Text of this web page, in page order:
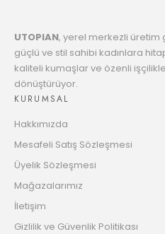
8
Taksit
Taksit
12
UTOPIAN, yerel merkezli üretim
güçlü ve stil sahibi kadınlara
kaliteli kumaşlar ve özenli
dönüştürüyor.
KURUMSAL
Hakkımızda
Mesafeli Satış Sözleşmesi
Üyelik Sözleşmesi
Mağazalarımız
İletişim
Gizlilik ve Güvenlik Politikası